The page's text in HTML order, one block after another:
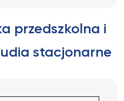
przedszkolna i
stacjonarne